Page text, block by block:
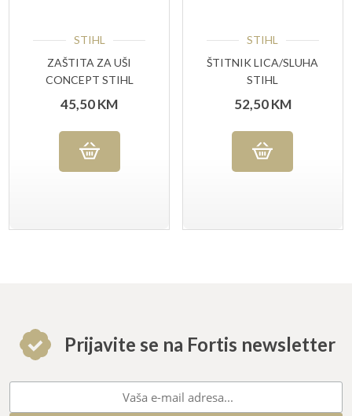
STIHL
ZAŠTITA ZA UŠI
CONCEPT STIHL
45,50KM
STIHL
ŠTITNIK LICA/SLUHA
STIHL
52,50KM
Prijavite se na Fortis newsletter